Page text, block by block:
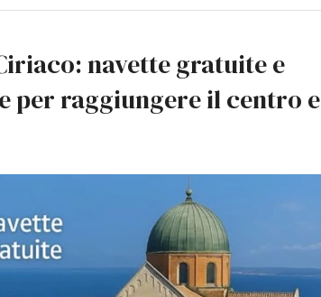
navette gratuite e
per raggiungere il centro e